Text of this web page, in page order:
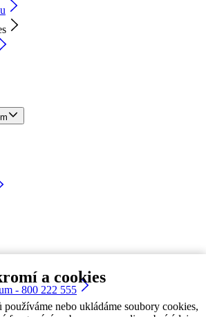
a cookies
nebo ukládáme soubory cookies,
- 800 222 555